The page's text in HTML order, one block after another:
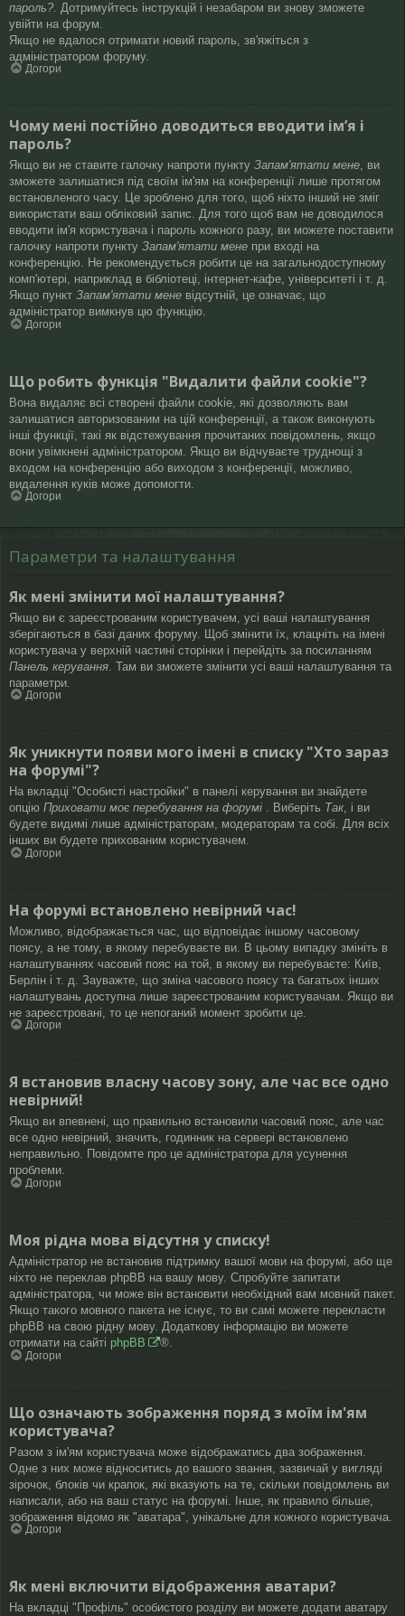
пароль? . Дотримуйтесь інструкцій і незабаром ви знову зможете
увійти на форум.
Якщо не вдалося отримати новий пароль, зв'яжіться з
адміністратором форуму.
Догори
Чому мені постійно доводиться вводити ім’я і
пароль?
Якщо ви не ставите галочку напроти пункту Запам'ятати мене, ви
зможете залишатися під своїм ім'ям на конференції лише протягом
встановленого часу. Це зроблено для того, щоб ніхто інший не зміг
використати ваш обліковий запис. Для того щоб вам не доводилося
вводити ім'я користувача і пароль кожного разу, ви можете поставити
галочку напроти пункту Запам'ятати мене при вході на
конференцію. Не рекомендується робити це на загальнодоступному
комп'ютері, наприклад в бібліотеці, інтернет-кафе, університеті і т. д.
Якщо пункт Запам'ятати мене відсутній, це означає, що
адміністратор вимкнув цю функцію.
Догори
Що робить функція "Видалити файли cookie"?
Вона видаляє всі створені файли cookie, які дозволяють вам
залишатися авторизованим на цій конференції, а також виконують
інші функції, такі як відстежування прочитаних повідомлень, якщо
вони увімкнені адміністратором. Якщо ви відчуваєте труднощі з
входом на конференцію або виходом з конференції, можливо,
видалення куків може допомогти.
Догори
Параметри та налаштування
Як мені змінити мої налаштування?
Якщо ви є зареєстрованим користувачем, усі ваші налаштування
зберігаються в базі даних форуму. Щоб змінити їх, клацніть на імені
користувача у верхній частині сторінки і перейдіть за посиланням
Панель керування . Там ви зможете змінити усі ваші налаштування та
параметри.
Догори
Як уникнути появи мого імені в списку "Хто зараз
на форумі"?
На вкладці "Особисті настройки" в панелі керування ви знайдете
опцію Приховати моє перебування на форумі . Виберіть Так, і ви
будете видимі лише адміністраторам, модераторам та собі. Для всіх
інших ви будете прихованим користувачем.
Догори
На форумі встановлено невірний час!
Можливо, відображається час, що відповідає іншому часовому
поясу, а не тому, в якому перебуваєте ви. В цьому випадку змініть в
налаштуваннях часовий пояс на той, в якому ви перебуваєте: Київ,
Берлін і т. д. Зауважте, що зміна часового поясу та багатьох інших
налаштувань доступна лише зареєстрованим користувачам. Якщо ви
не зареєстровані, то це непоганий момент зробити це.
Догори
Я встановив власну часову зону, але час все одно
невірний!
Якщо ви впевнені, що правильно встановили часовий пояс, але час
все одно невірний, значить, годинник на сервері встановлено
неправильно. Повідомте про це адміністратора для усунення
проблеми.
Догори
Моя рідна мова відсутня у списку!
Адміністратор не встановив підтримку вашої мови на форумі, або ще
ніхто не переклав phpBB на вашу мову. Спробуйте запитати
адміністратора, чи може він встановити необхідний вам мовний пакет.
Якщо такого мовного пакета не існує, то ви самі можете перекласти
phpBB на свою рідну мову. Додаткову інформацію ви можете
отримати на сайті phpBB ®.
Догори
Що означають зображення поряд з моїм ім'ям
користувача?
Разом з ім'ям користувача може відображатись два зображення.
Одне з них може відноситись до вашого звання, зазвичай у вигляді
зірочок, блоків чи крапок, які вказують на те, скільки повідомлень ви
написали, або на ваш статус на форумі. Інше, як правило більше,
зображення відомо як "аватара", унікальне для кожного користувача.
Догори
Як мені включити відображення аватари?
На вкладці "Профіль" особистого розділу ви можете додати аватару